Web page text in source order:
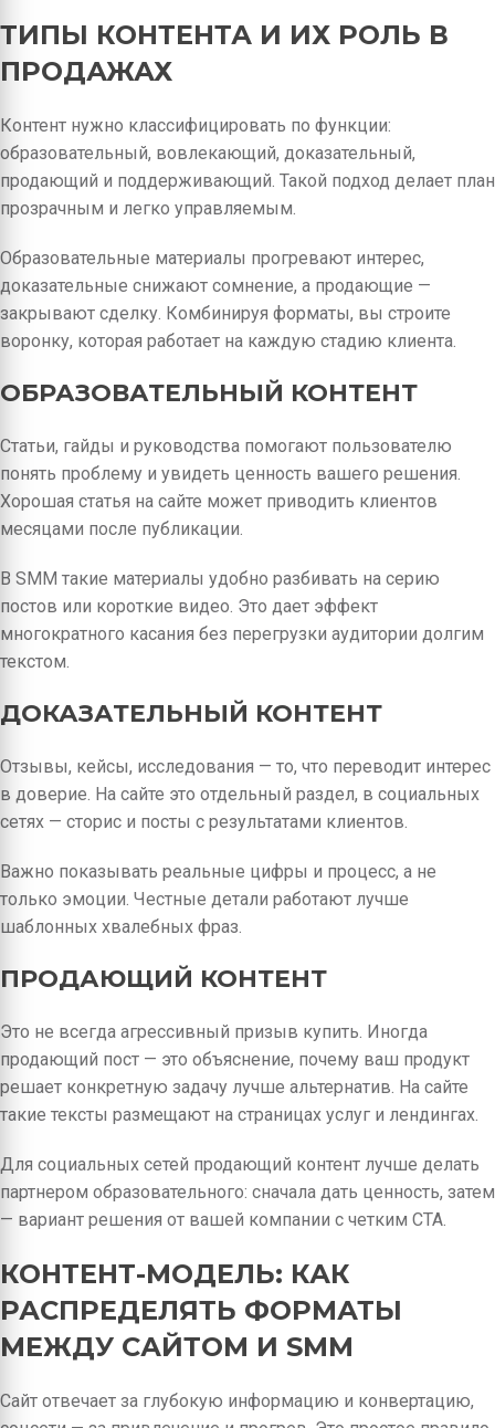
ТИПЫ КОНТЕНТА И ИХ РОЛЬ В
ПРОДАЖАХ
Контент нужно классифицировать по функции:
образовательный, вовлекающий, доказательный,
продающий и поддерживающий. Такой подход делает план
прозрачным и легко управляемым.
Образовательные материалы прогревают интерес,
доказательные снижают сомнение, а продающие —
закрывают сделку. Комбинируя форматы, вы строите
воронку, которая работает на каждую стадию клиента.
ОБРАЗОВАТЕЛЬНЫЙ КОНТЕНТ
Статьи, гайды и руководства помогают пользователю
понять проблему и увидеть ценность вашего решения.
Хорошая статья на сайте может приводить клиентов
месяцами после публикации.
В SMM такие материалы удобно разбивать на серию
постов или короткие видео. Это дает эффект
многократного касания без перегрузки аудитории долгим
текстом.
ДОКАЗАТЕЛЬНЫЙ КОНТЕНТ
Отзывы, кейсы, исследования — то, что переводит интерес
в доверие. На сайте это отдельный раздел, в социальных
сетях — сторис и посты с результатами клиентов.
Важно показывать реальные цифры и процесс, а не
только эмоции. Честные детали работают лучше
шаблонных хвалебных фраз.
ПРОДАЮЩИЙ КОНТЕНТ
Это не всегда агрессивный призыв купить. Иногда
продающий пост — это объяснение, почему ваш продукт
решает конкретную задачу лучше альтернатив. На сайте
такие тексты размещают на страницах услуг и лендингах.
Для социальных сетей продающий контент лучше делать
партнером образовательного: сначала дать ценность, затем
— вариант решения от вашей компании с четким CTA.
КОНТЕНТ-МОДЕЛЬ: КАК
РАСПРЕДЕЛЯТЬ ФОРМАТЫ
МЕЖДУ САЙТОМ И SMM
Сайт отвечает за глубокую информацию и конвертацию,